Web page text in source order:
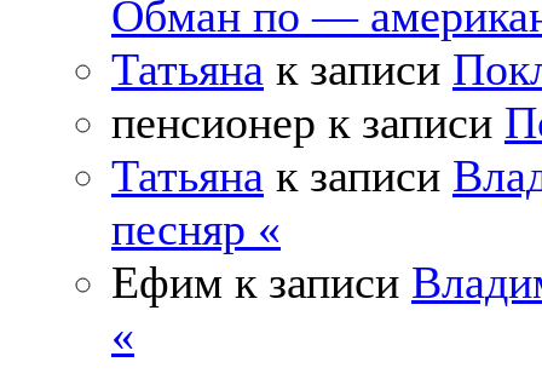
Обман по —
Татьяна к записи
пенсионер к записи
Татьяна к записи
песняр «
Ефим к записи
«